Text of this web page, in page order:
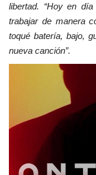
libertad. “Hoy en
trabajar de manera
toqué batería, bajo,
nueva canción”.